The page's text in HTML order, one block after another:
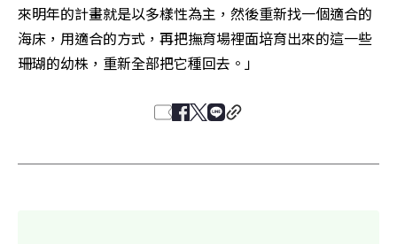
來明年的計畫就是以多樣性為主，然後重新找一個適合的
海床，用適合的方式，再把撫育場裡面培育出來的這一些
珊瑚的幼株，重新全部把它種回去。」